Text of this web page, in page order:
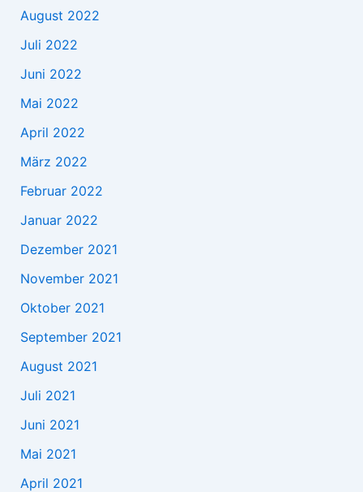
August 2022
Juli 2022
Juni 2022
Mai 2022
April 2022
März 2022
Februar 2022
Januar 2022
Dezember 2021
November 2021
Oktober 2021
September 2021
August 2021
Juli 2021
Juni 2021
Mai 2021
April 2021